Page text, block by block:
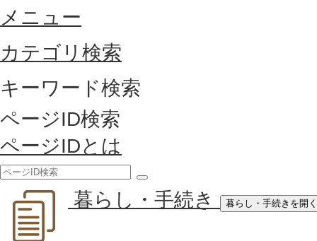
メニュー
カテゴリ検索
キーワード検索
ページID検索
ページIDとは
索
暮らし・手続き 暮らし・手続きを開く